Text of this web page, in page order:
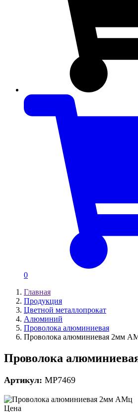
0
Главная
Продукция
Цветной металлопрокат
Алюминий
Проволока алюминиевая
Проволока алюминиевая 2мм
Проволока
Артикул: MP7469
Цена